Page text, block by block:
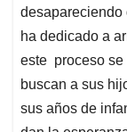
desapareciendo
ha dedicado a
este proceso se
buscan a sus
sus años de